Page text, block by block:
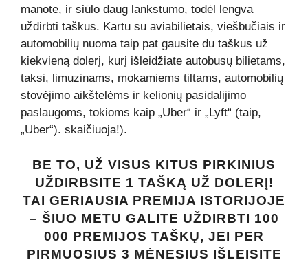
manote, ir siūlo daug lankstumo, todėl lengva
uždirbti taškus. Kartu su aviabilietais, viešbučiais ir
automobilių nuoma taip pat gausite du taškus už
kiekvieną dolerį, kurį išleidžiate autobusų bilietams,
taksi, limuzinams, mokamiems tiltams, automobilių
stovėjimo aikštelėms ir kelionių pasidalijimo
paslaugoms, tokioms kaip „Uber“ ir „Lyft“ (taip,
„Uber“). skaičiuoja!).
BE TO, UŽ VISUS KITUS PIRKINIUS
UŽDIRBSITE 1 TAŠKĄ UŽ DOLERĮ!
TAI GERIAUSIA PREMIJA ISTORIJOJE
– ŠIUO METU GALITE UŽDIRBTI 100
000 PREMIJOS TAŠKŲ, JEI PER
PIRMUOSIUS 3 MĖNESIUS IŠLEISITE